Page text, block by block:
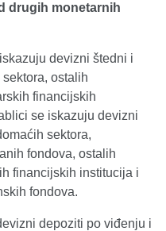
drugih monetarnih
devizni štedni i
ostalih
financijskih
se iskazuju devizni
sektora,
fondova, ostalih
financijskih institucija i
fondova.
depoziti po viđenju i